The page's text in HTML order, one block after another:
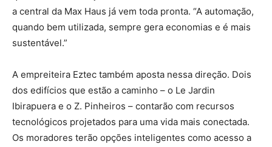
a central da Max Haus já vem toda pronta. “A automação,
quando bem utilizada, sempre gera economias e é mais
sustentável.”
A empreiteira Eztec também aposta nessa direção. Dois
dos edifícios que estão a caminho – o Le Jardin
Ibirapuera e o Z. Pinheiros – contarão com recursos
tecnológicos projetados para uma vida mais conectada.
Os moradores terão opções inteligentes como acesso a